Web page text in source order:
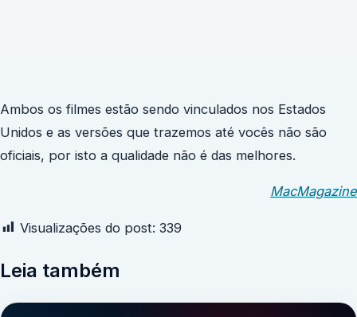
Ambos os filmes estão sendo vinculados nos Estados
Unidos e as versões que trazemos até vocês não são
oficiais, por isto a qualidade não é das melhores.
MacMagazine
Visualizações do post: 339
Leia também